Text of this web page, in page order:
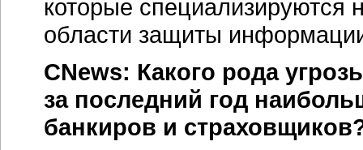
которые специализируются
области защиты
CNews: Какого рода
за последний год
банкиров и